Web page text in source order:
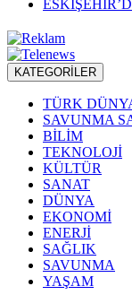
KATEGORİLER
TÜRK
SAVUNMA
BİLİM
TEKNOLOJİ
KÜLTÜR
SANAT
DÜNYA
EKONOMİ
ENERJİ
SAĞLIK
SAVUNMA
YAŞAM